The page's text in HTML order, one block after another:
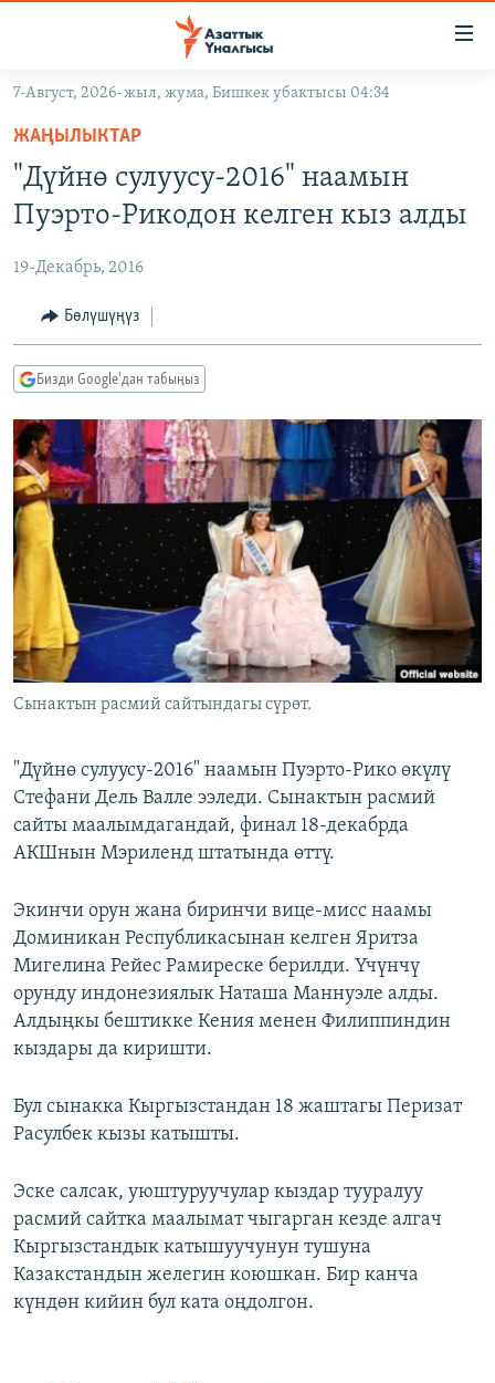
Навигацияга
өтүңүз
Издөөгө
салыңыз
КЫРГЫЗСТАН
КЫРГЫЗСТАН
ЭКОНОМИКА
МАДАНИЯТ
ДҮЙНӨ
БОРБОР АЗИЯ
УКРАИНА
АТАЙЫН ИЛИКТӨӨ
ТВ ПРОГРАММАЛАР
ЭКСПЕРТТЕР ТАЛДАЙТ
БИЗ ЖАНА ДҮЙНӨ
ДАНИСТЕ
ЭЖЕ-СИҢДИЛЕР
АЗАТТЫК+
ЫҢГАЙСЫЗ СУРООЛОР
ӨЗГӨЧӨ ПИКИР
Русский
ОНЛАЙН ШЕРИНЕ
ЭЕ/АРнун бардык сайттары
7-Август, 2026-жыл, жума, Бишкек убактысы 04:34
ЖАҢЫЛЫКТАР
"Дүйнө сулуусу-2016" наамын
Пуэрто-Рикодон келген кыз алды
19-Декабрь, 2016
Бөлүшүңүз
Бизди Google'дан табыңыз
Сынактын расмий сайтындагы сүрөт.
"Дүйнө сулуусу-2016" наамын Пуэрто-Рико өкүлү
Стефани Дель Валле ээледи. Сынактын расмий
сайты маалымдагандай, финал 18-декабрда
АКШнын Мэриленд штатында өттү.
Экинчи орун жана биринчи вице-мисс наамы
Доминикан Республикасынан келген Яритза
Мигелина Рейес Рамиреске берилди. Үчүнчү
орунду индонезиялык Наташа Маннуэле алды.
Алдыңкы бештикке Кения менен Филиппиндин
кыздары да киришти.
Бул сынакка Кыргызстандан 18 жаштагы Перизат
Расулбек кызы катышты.
Эске салсак, уюштуруучулар кыздар тууралуу
расмий сайтка маалымат чыгарган кезде алгач
Кыргызстандык катышуучунун тушуна
Казакстандын желегин коюшкан. Бир канча
күндөн кийин бул ката оңдолгон.